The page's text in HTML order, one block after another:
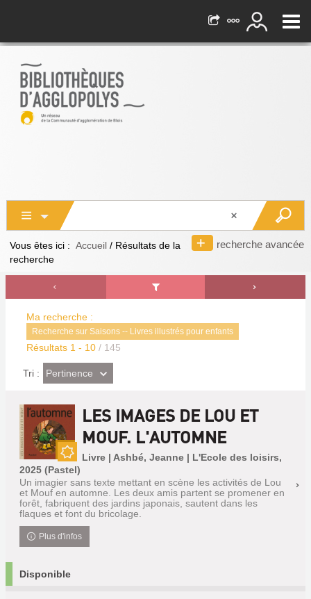
recherche avancée
Vous êtes ici : Accueil / Résultats de la
recherche
Ma recherche :
Recherche sur Saisons -- Livres illustrés pour enfants
Résultats 1 - 10 / 145
Tri : (Effet
imédiat)
Pertinence
Nouveauté
LES IMAGES DE LOU ET
MOUF. L'AUTOMNE
Livre | Ashbé, Jeanne | L'Ecole des loisirs,
2025 (Pastel)
Un imagier sans texte mettant en scène les activités de Lou
et Mouf en automne. Les deux amis partent se promener en
forêt, fabriquent des jardins japonais, sautent dans les
flaques et font du bricolage.
Plus d'infos
Disponible